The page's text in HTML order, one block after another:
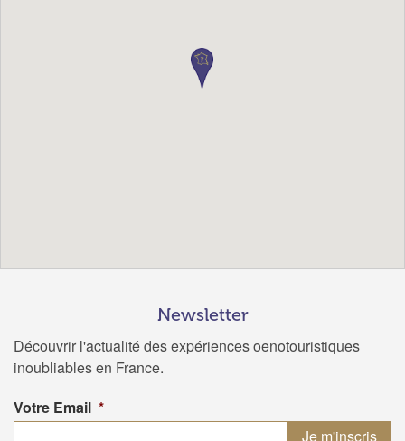
Newsletter
Découvrir l'actualité des expériences oenotouristiques
inoubliables en France.
Votre Email *